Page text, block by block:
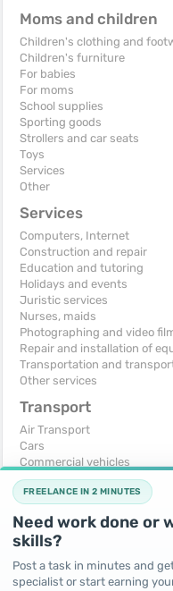
Moms and children
Children's clothing and
Children's furniture
For babies
For moms
School supplies
Sporting goods
Strollers and car seats
Toys
Services
Other
Services
Computers, Internet
Construction and repair
Education and tutoring
Holidays and events
Juristic services
Nurses, maids
Photographing and video
Repair and installation of
Transportation and
Other services
Transport
Air Transport
Cars
Commercial vehicles
Moto
Services
Trucks and special vehicles
Yachts, boats, kayaks
Other vehicles
For business
FREELANCE IN 2 MINUTES
Need work done or
skills?
Post a task in minutes and
specialist or start earning